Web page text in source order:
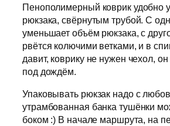
Пенополимерный коврик удобно
рюкзака, свёрнутым трубой. С
уменьшает объём рюкзака, с
рвётся колючими ветками, и в
давит, коврику не нужен чехол,
под дождём.
Упаковывать рюкзак надо с
утрамбованная банка тушёнки
боком :) В начале маршрута, на